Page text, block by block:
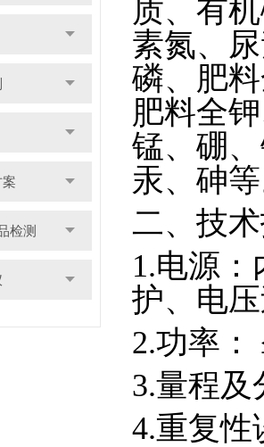
检测
质、有
素氮、
磷、肥
肥料全
锰、硼
汞、砷
二、技
1.电源
护、电
2.功率：
3.量程及
4.重复性